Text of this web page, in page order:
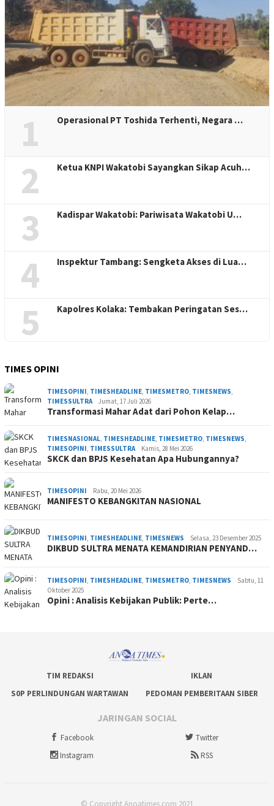
1 Operasional PT Toshida Terhenti, Negara …
2 Ketua KNPI Wakatobi Sayangkan Sikap Acuh…
3 Kadispar Wakatobi: Pariwisata Wakatobi U…
4 Inspektur Tambang: Sengketa Akses di Lua…
5 Kapolres Kolaka: Tembakan Peringatan Ses…
TIMES OPINI
TIMESOPINI TIMESHEADLINE TIMESMETRO TIMESNEWS
TIMESSULTRA
Jumat, 17 Juli 2026
Transformasi Mahar Adat dari Pohon Kelap…
TIMESNASIONAL TIMESHEADLINE TIMESMETRO TIMESNEWS
TIMESOPINI TIMESSULTRA Kamis, 28 Mei 2026
SKCK dan BPJS Kesehatan Apa Hubungannya?
TIMESOPINI Rabu, 20 Mei 2026
MANIFESTO KEBANGKITAN NASIONAL
TIMESOPINI TIMESHEADLINE TIMESNEWS Selasa, 23 Desember 2025
DIKBUD SULTRA MENATA KEMANDIRIAN PENYAND…
TIMESOPINI TIMESHEADLINE TIMESMETRO TIMESNEWS
Sabtu, 11
Oktober 2025
Opini : Analisis Kebijakan Publik: Perte…
TIM REDAKSI
IKLAN
S0P PERLINDUNGAN WARTAWAN
PEDOMAN PEMBERITAAN SIBER
JARINGAN SOCIAL
Facebook
Twitter
Instagram
RSS